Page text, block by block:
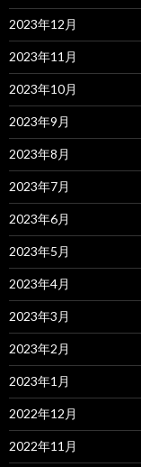
2023年12月
2023年11月
2023年10月
2023年9月
2023年8月
2023年7月
2023年6月
2023年5月
2023年4月
2023年3月
2023年2月
2023年1月
2022年12月
2022年11月